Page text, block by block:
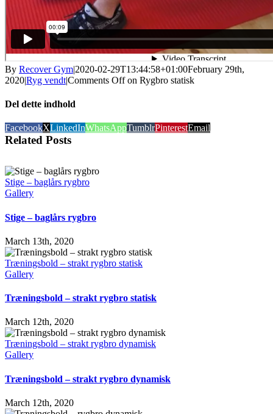
By Recover Gym|2020-02-29T13:44:58+01:00February 29th,
2020|Ryg vendt|Comments Offon Rygbro statisk
Del dette indhold
FacebookXLinkedInWhatsAppTumblrPinterestEmail
Related Posts
Stige – baglårs rygbro
Gallery
Stige – baglårs rygbro
March 13th, 2020
Træningsbold – strakt rygbro statisk
Gallery
Træningsbold – strakt rygbro statisk
March 12th, 2020
Træningsbold – strakt rygbro dynamisk
Gallery
Træningsbold – strakt rygbro dynamisk
March 12th, 2020